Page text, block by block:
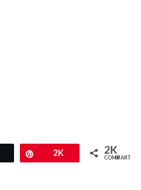
Twittear 2K 2K
COMPARTIR